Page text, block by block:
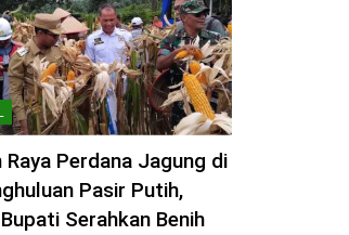
Raya Perdana Jagung di
Pasir Putih,
Serahkan Benih